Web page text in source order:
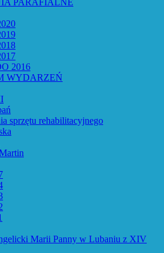
PARAFIALNE
2016
WYDARZEŃ
sprzętu rehabilitacyjnego
Marii Panny w Lubaniu z XIV